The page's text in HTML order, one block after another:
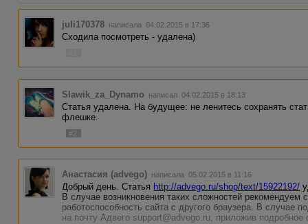
juli170378 написала 04.02.2015 в 17:36
Сходила посмотреть - удалена)
Slawik_za_Dynamo написал 04.02.2015 в 18:13
Статья удалена. На будущее: не ленитесь сохранять
флешке.
#2
Анастасия (advego) написала 05.02.2015 в 11:16
Добрый день. Статья http://advego.ru/shop/text/15922192/
В случае возникновения таких сложностей рекомендуем
работоспособность сайта с другого браузера. В
на почту Адвего support@advego.ru, приложив